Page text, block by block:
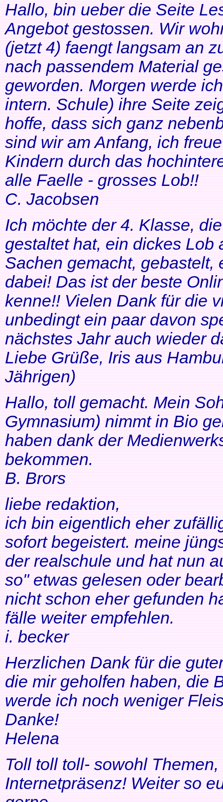
Hallo, bin ueber die Seite
Angebot gestossen. Wir
(jetzt 4) faengt langsam an
nach passendem Material
geworden. Morgen werde
intern. Schule) ihre Seite
hoffe, dass sich ganz
sind wir am Anfang, ich
Kindern durch das
alle Faelle - grosses Lob!!
C. Jacobsen
Ich möchte der 4. Klasse,
gestaltet hat, ein dickes Lob
Sachen gemacht, gebastelt,
dabei! Das ist der beste
kenne!! Vielen Dank für die
unbedingt ein paar davon
nächstes Jahr auch wieder
Liebe Grüße, Iris aus
Jährigen)
Hallo, toll gemacht. Mein
Gymnasium) nimmt in Bio
haben dank der
bekommen.
B. Brors
liebe redaktion,
ich bin eigentlich eher
sofort begeistert. meine
der realschule und hat nun
so" etwas gelesen oder
nicht schon eher gefunden
fälle weiter empfehlen.
i. becker
Herzlichen Dank für die
die mir geholfen haben, die
werde ich noch weniger
Danke!
Helena
Toll toll toll- sowohl
Internetpräsenz! Weiter so